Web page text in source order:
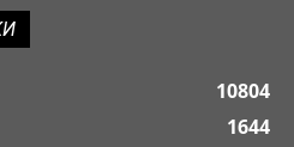
10804
1644